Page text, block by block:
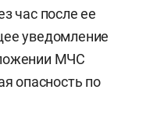
час после ее
уведомление
МЧС
опасность по